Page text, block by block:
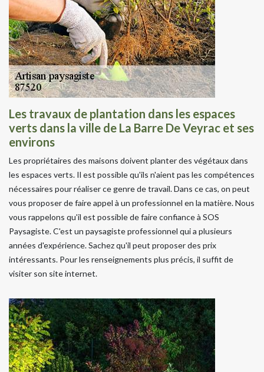
Les travaux de plantation dans les espaces
verts dans la ville de La Barre De Veyrac et ses
environs
Les propriétaires des maisons doivent planter des végétaux dans
les espaces verts. Il est possible qu'ils n'aient pas les compétences
nécessaires pour réaliser ce genre de travail. Dans ce cas, on peut
vous proposer de faire appel à un professionnel en la matière. Nous
vous rappelons qu'il est possible de faire confiance à SOS
Paysagiste. C'est un paysagiste professionnel qui a plusieurs
années d'expérience. Sachez qu'il peut proposer des prix
intéressants. Pour les renseignements plus précis, il suffit de
visiter son site internet.